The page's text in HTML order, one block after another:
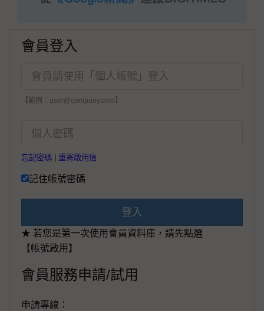
會員登入
【範例：user@company.com】
忘記密碼 重寄啟用信
記住帳號密碼
登入
★ 若您是第一次使用會員資料庫，請先點選
【帳號啟用】
會員服務申請/試用
申請專線：